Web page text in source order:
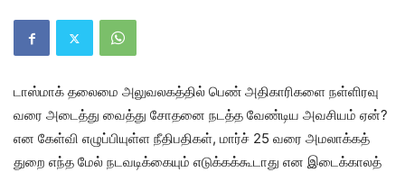
டாஸ்மாக் தலைமை அலுவலகத்தில் பெண் அதிகாரிகளை நள்ளிரவு
வரை அடைத்து வைத்து சோதனை நடத்த வேண்டிய அவசியம் ஏன்?
என கேள்வி எழுப்பியுள்ள நீதிபதிகள், மார்ச் 25 வரை அமலாக்கத்
துறை எந்த மேல் நடவடிக்கையும் எடுக்கக்கூடாது என இடைக்காலத்